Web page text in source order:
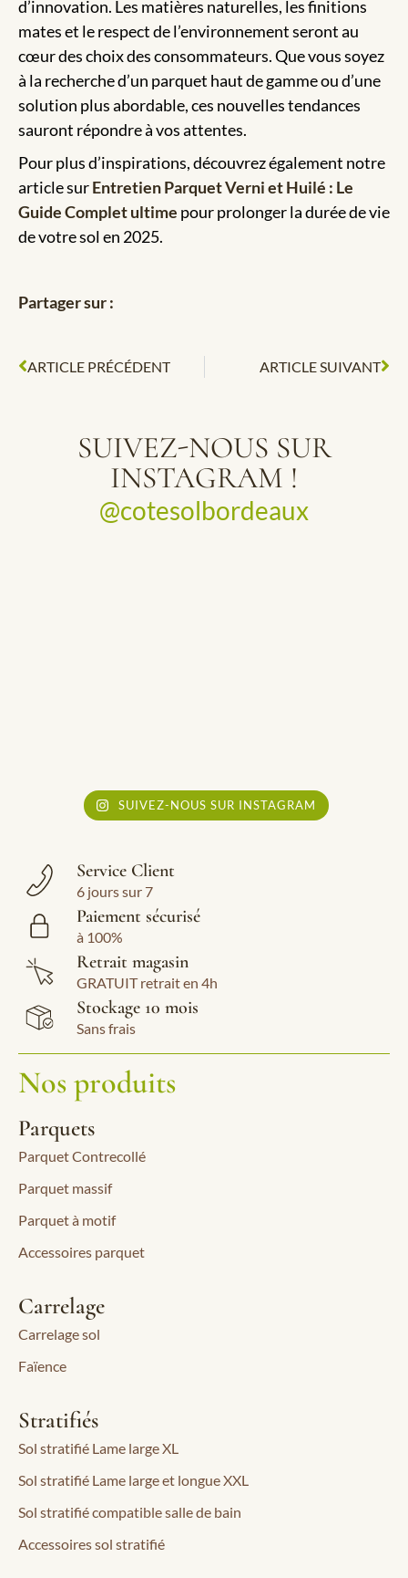
d’innovation. Les matières naturelles, les finitions
mates et le respect de l’environnement seront au
cœur des choix des consommateurs. Que vous soyez
à la recherche d’un parquet haut de gamme ou d’une
solution plus abordable, ces nouvelles tendances
sauront répondre à vos attentes.
Pour plus d’inspirations, découvrez également notre
article surEntretien Parquet Verni et Huilé : Le
Guide Complet ultime pour prolonger la durée de vie
de votre sol en 2025.
Partager sur :
ARTICLE PRÉCÉDENT ARTICLE SUIVANT
SUIVEZ-NOUS SUR
INSTAGRAM !
@cotesolbordeaux
SUIVEZ-NOUS SUR INSTAGRAM
Service Client
6 jours sur 7
Paiement sécurisé
à 100%
Retrait magasin
GRATUIT retrait en 4h
Stockage 10 mois
Sans frais
Nos produits
Parquets
Parquet Contrecollé
Parquet massif
Parquet à motif
Accessoires parquet
Carrelage
Carrelage sol
Faïence
Stratifiés
Sol stratifié Lame large XL
Sol stratifié Lame large et longue XXL
Sol stratifié compatible salle de bain
Accessoires sol stratifié